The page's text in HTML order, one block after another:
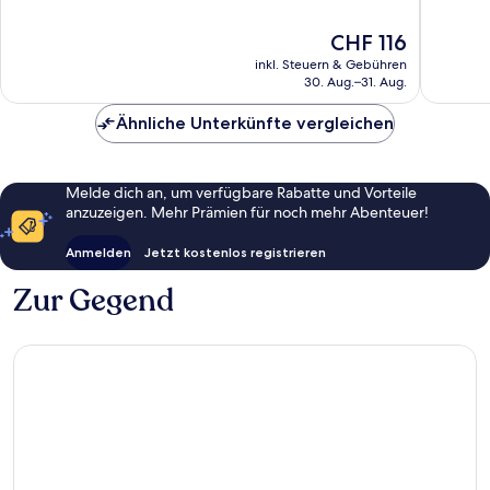
Der
Preis
beträgt
CHF 116
inkl. Steuern & Gebühren
30. Aug.–31. Aug.
Ähnliche Unterkünfte vergleichen
Melde dich an, um verfügbare Rabatte und Vorteile
anzuzeigen. Mehr Prämien für noch mehr Abenteuer!
Anmelden Jetzt kostenlos registrieren
Zur Gegend